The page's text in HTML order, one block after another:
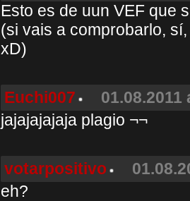
Esto es de uun VEF que
(si vais a comprobarlo,
xD)
Euchi007
01.08.2011
jajajajajaja plagio ¬¬
votarpositivo
eh?